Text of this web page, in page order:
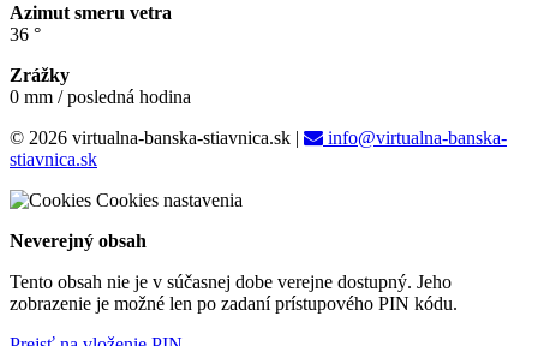
Azimut smeru vetra
36 °
Zrážky
0 mm / posledná hodina
© 2026 virtualna-banska-stiavnica.sk |
info@virtualna-banska-
stiavnica.sk
Cookies nastavenia
Neverejný obsah
Tento obsah nie je v súčasnej dobe verejne dostupný. Jeho
zobrazenie je možné len po zadaní prístupového PIN kódu.